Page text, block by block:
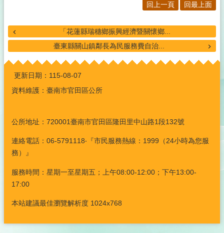
回上一頁 回最上面
「花蓮縣瑞穗鄉振興經濟暨關懷鄉...
臺東縣關山鎮鄰長為民服務費自治...
:::
更新日期： 115-08-07
資料維護：臺南市官田區公所
公所地址：720001臺南市官田區隆田里中山路1段132號
連絡電話：06-5791118‧『市民服務熱線：1999（24小時為您服
務）』
服務時間：星期一至星期五；上午08:00-12:00；下午13:00-
17:00
本站建議最佳瀏覽解析度 1024x768